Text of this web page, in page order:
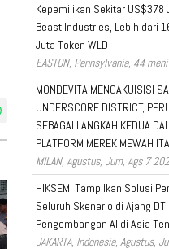
Kepemilikan Sekitar US$378
Beast Industries, Lebih dari
Juta Token WLD
EASTON, Pennsylvania, 44
MONDEVITA MENGAKUISISI
UNDERSCORE DISTRICT,
SEBAGAI LANGKAH KEDUA
PLATFORM MEREK MEWAH
MILAN, Agustus, Jum, Ags 7
HIKSEMI Tampilkan Solusi
Seluruh Skenario di Ajang
Pengembangan AI di Asia
JAKARTA, Indonesia, Agustus,